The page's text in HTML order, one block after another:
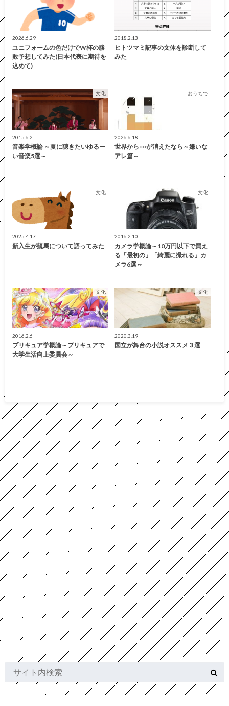
2026.6.29
ユニフォームの色だけでW杯の勝
敗予想してみた(日本代表に期待を
込めて)
2018.2.13
ヒトツマミ記事の文体を診断して
みた
文化
2015.6.2
音楽学概論 ～夏に聴きたいゆるー
い音楽5選～
おうちで
2026.6.18
世界から○○が消えたなら～嫌いな
アレ篇～
文化
2025.4.17
新入生が競馬について語ってみた
文化
2016.2.10
カメラ学概論～10万円以下で買え
る「最初の」「綺麗に撮れる」カ
メラ6選～
文化
2016.2.6
プリキュア学概論～プリキュアで
大学生活向上委員会～
文化
2020.3.19
国立が舞台の小説オススメ３選